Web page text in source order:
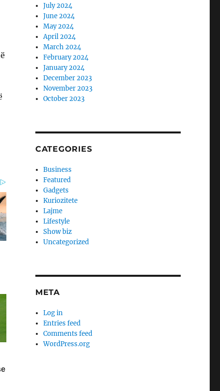
July 2024
June 2024
May 2024
April 2024
March 2024
February 2024
January 2024
December 2023
November 2023
October 2023
CATEGORIES
Business
Featured
Gadgets
Kuriozitete
Lajme
Lifestyle
Show biz
Uncategorized
META
Log in
Entries feed
Comments feed
WordPress.org